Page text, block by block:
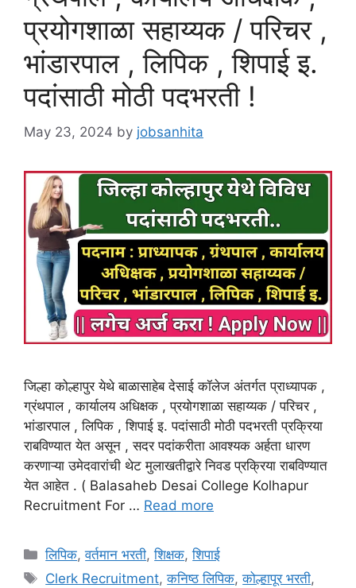
प्रयोगशाळा सहाय्यक / परिचर ,
भांडारपाल , लिपिक , शिपाई इ.
पदांसाठी मोठी पदभरती !
May 23, 2024 by jobsanhita
जिल्हा कोल्हापुर येथे बाळासाहेब देसाई कॉलेज अंतर्गत प्राध्यापक ,
ग्रंथपाल , कार्यालय अधिक्षक , प्रयोगशाळा सहाय्यक / परिचर ,
भांडारपाल , लिपिक , शिपाई इ. पदांसाठी मोठी पदभरती प्रक्रिया
राबविण्यात येत असून , सदर पदांकरीता आवश्यक अर्हता धारण
करणाऱ्या उमेदवारांची थेट मुलाखतीद्वारे निवड प्रक्रिया राबविण्यात
येत आहेत . ( Balasaheb Desai College Kolhapur
Recruitment For … Read more
Categories
लिपिक,वर्तमान भरती,शिक्षक,शिपाई
Tags
Clerk Recruitment,कनिष्ठ लिपिक,कोल्हापूर भरती,